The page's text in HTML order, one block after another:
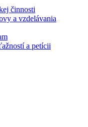
činnosti
a vzdelávania
a petícii